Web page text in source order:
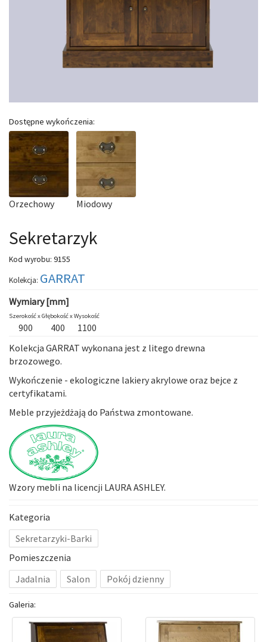
Dostępne wykończenia:
Orzechowy Miodowy
Sekretarzyk
Kod wyrobu: 9155
Kolekcja: GARRAT
Wymiary [mm]
Szerokość xGłębokość xWysokość
900 400
1100
Kolekcja GARRAT wykonana jest z litego drewna
brzozowego.
Wykończenie - ekologiczne lakiery akrylowe oraz bejce z
certyfikatami.
Meble przyjeżdżają do Państwa zmontowane.
Wzory mebli na licencji LAURA ASHLEY.
Kategoria
Sekretarzyki-Barki
Pomieszczenia
Jadalnia
Salon Pokój dzienny
Galeria: